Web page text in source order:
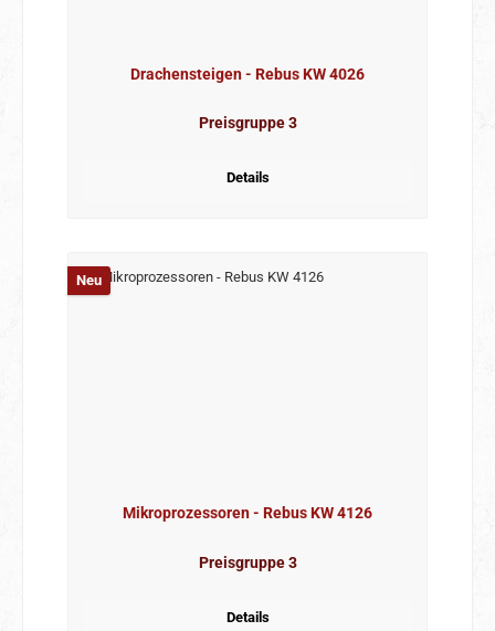
Drachensteigen - Rebus KW 4026
Preisgruppe 3
Details
Neu
Mikroprozessoren - Rebus KW 4126
Preisgruppe 3
Details